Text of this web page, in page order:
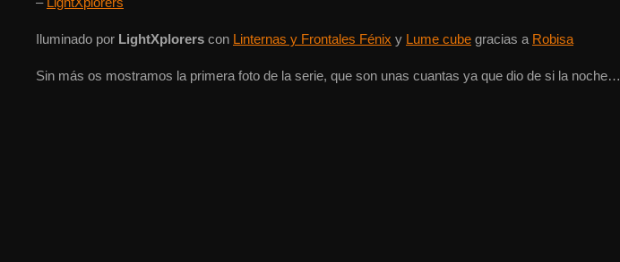
Iluminado por LightXplorers con Linternas y Frontales Fénix y Lume cube gracias a Robisa
Sin más os mostramos la primera foto de la serie, que son unas cuantas ya que dio de si la noche…